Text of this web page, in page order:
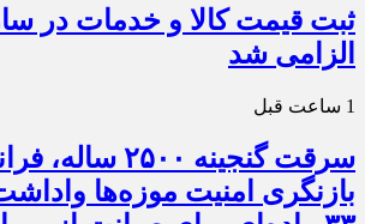
الزامی شد
1 ساعت قبل
سرقت گنجینه ۲۵۰۰
بازنگری امنیت موزه‌ها